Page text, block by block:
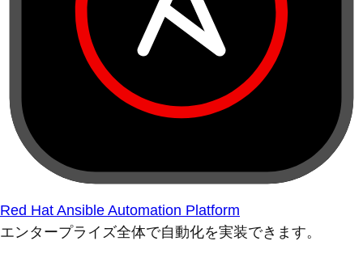
Red Hat Ansible Automation Platform
エンタープライズ全体で自動化を実装できます。